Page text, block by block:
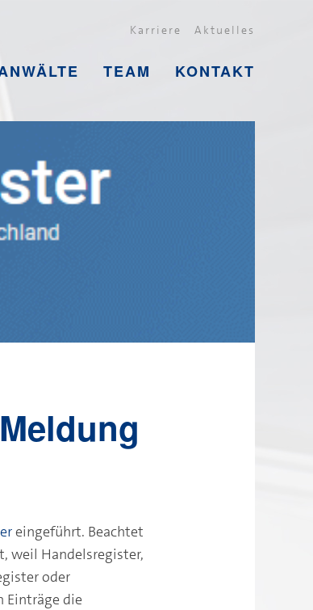
TEAM KONTAKT
Karriere Aktuelles
eingeführt. Beachtet
weil Handelsregister,
oder
Einträge die